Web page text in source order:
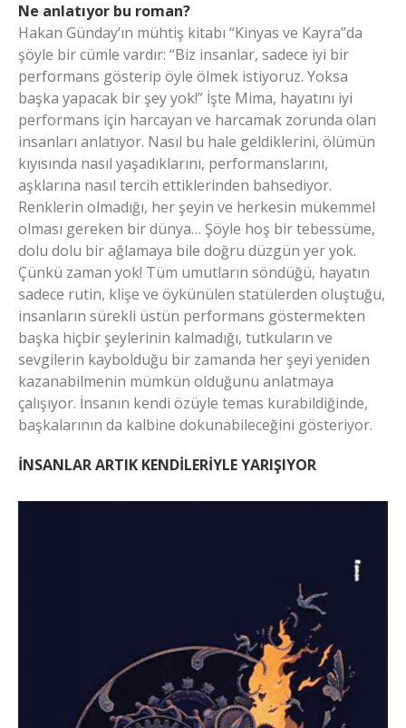
Ne anlatıyor bu roman?
Hakan Günday’ın mühtiş kitabı “Kinyas ve Kayra”da
şöyle bir cümle vardır: “Biz insanlar, sadece iyi bir
performans gösterip öyle ölmek istiyoruz. Yoksa
başka yapacak bir şey yok!” İşte Mima, hayatını iyi
performans için harcayan ve harcamak zorunda olan
insanları anlatıyor. Nasıl bu hale geldiklerini, ölümün
kıyısında nasıl yaşadıklarını, performanslarını,
aşklarına nasıl tercih ettiklerinden bahsediyor.
Renklerin olmadığı, her şeyin ve herkesin mükemmel
olması gereken bir dünya… Şöyle hoş bir tebessüme,
dolu dolu bir ağlamaya bile doğru düzgün yer yok.
Çünkü zaman yok! Tüm umutların söndüğü, hayatın
sadece rutin, klişe ve öykünülen statülerden oluştuğu,
insanların sürekli üstün performans göstermekten
başka hiçbir şeylerinin kalmadığı, tutkuların ve
sevgilerin kaybolduğu bir zamanda her şeyi yeniden
kazanabilmenin mümkün olduğunu anlatmaya
çalışıyor. İnsanın kendi özüyle temas kurabildiğinde,
başkalarının da kalbine dokunabileceğini gösteriyor.
İNSANLAR ARTIK KENDİLERİYLE YARIŞIYOR